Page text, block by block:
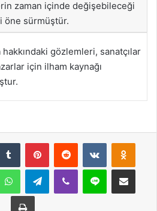
zaman içinde değişebileceği
öne sürmüştür.
hakkındaki gözlemleri, sanatçılar
için ilham kaynağı
Tumblr PinterestReddit VKontakte
WhatsAppTelegramViber Line E-Posta ile
Yazdır